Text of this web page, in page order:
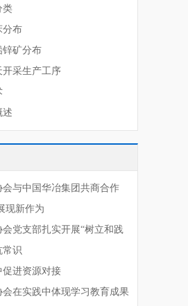
类
分布
锌矿分布
采生产工序
述
会与中国华冶集团共商合作
现新作为
会党支部扎实开展“树立和践
常识
进资源对接
会在实践中体现学习教育成果